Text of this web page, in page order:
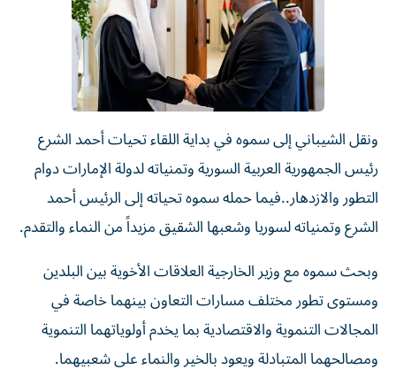
ونقل الشيباني إلى سموه في بداية اللقاء تحيات أحمد الشرع
رئيس الجمهورية العربية السورية وتمنياته لدولة الإمارات دوام
التطور والازدهار..فيما حمله سموه تحياته إلى الرئيس أحمد
الشرع وتمنياته لسوريا وشعبها الشقيق مزيداً من النماء والتقدم.
وبحث سموه مع وزير الخارجية العلاقات الأخوية بين البلدين
ومستوى تطور مختلف مسارات التعاون بينهما خاصة في
المجالات التنموية والاقتصادية بما يخدم أولوياتهما التنموية
ومصالحهما المتبادلة ويعود بالخير والنماء على شعبيهما.